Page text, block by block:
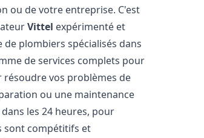
ou de votre entreprise. C'est
Vittel expérimenté et
plombiers spécialisés dans
de services complets pour
vos problèmes de
ou une maintenance
les 24 heures, pour
sont compétitifs et